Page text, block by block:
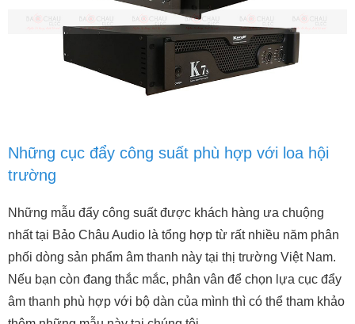
Những cục đẩy công suất phù hợp với loa hội
trường
Những mẫu đẩy công suất được khách hàng ưa chuộng
nhất tại Bảo Châu Audio là tổng hợp từ rất nhiều năm phân
phối dòng sản phẩm âm thanh này tại thị trường Việt Nam.
Nếu bạn còn đang thắc mắc, phân vân để chọn lựa cục đẩy
âm thanh phù hợp với bộ dàn của mình thì có thể tham khảo